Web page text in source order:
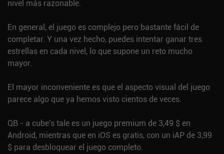
nivel más razonable.
En general, el juego es complejo pero bastante fácil de
completar. Y una vez hecho, puedes intentar ganar tres
estrellas en cada nivel, lo que supone un reto mucho
mayor.
El mayor inconveniente es que el aspecto visual del juego
parece algo que ya hemos visto cientos de veces.
QB - a cube's tale es un juego premium de 3,49 $ en
Android, mientras que en iOS es gratis, con un iAP de 3,99
$ para desbloquear el juego completo.